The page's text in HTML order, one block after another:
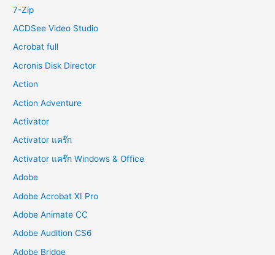
7-Zip
ACDSee Video Studio
Acrobat full
Acronis Disk Director
Action
Action Adventure
Activator
Activator แคร๊ก
Activator แคร๊ก Windows & Office
Adobe
Adobe Acrobat XI Pro
Adobe Animate CC
Adobe Audition CS6
Adobe Bridge